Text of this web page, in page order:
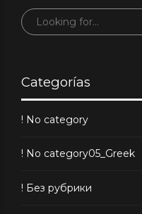
Categorías
! No category
! No category05_Greek
! Без рубрики